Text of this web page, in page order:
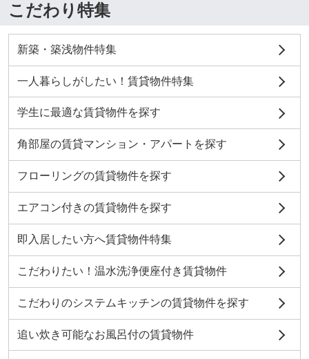
こだわり特集
新築・築浅物件特集
一人暮らしがしたい！賃貸物件特集
学生に最適な賃貸物件を探す
角部屋の賃貸マンション・アパートを探す
フローリングの賃貸物件を探す
エアコン付きの賃貸物件を探す
即入居したい方へ賃貸物件特集
こだわりたい！温水洗浄便座付き賃貸物件
こだわりのシステムキッチンの賃貸物件を探す
追い炊き可能なお風呂付の賃貸物件